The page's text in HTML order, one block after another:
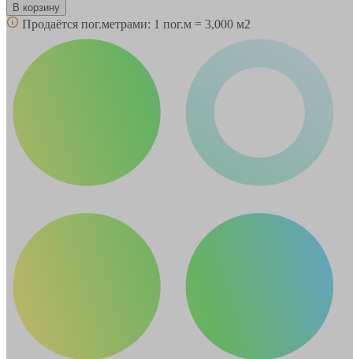
В корзину
Продаётся пог.метрами: 1 пог.м = 3,000 м2